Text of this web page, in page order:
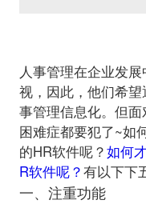
人事管理在企业发
视，因此，他们希
事管理信息化。但
困难症都要犯了~如
的HR软件呢？如何
R软件呢？
一、注重功能